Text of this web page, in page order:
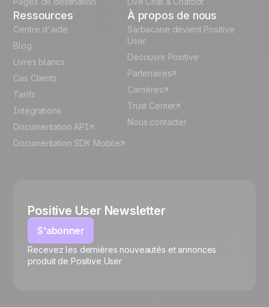
🍪
Ressources
Centre d'aide
Blog
Livres blancs
Cas Clients
Tarifs
Intégrations
Documentation API
Documentation SDK Mobile
À propos de nous
Sarbacane devient Positive
User
Découvrir Positive
Partenaires
Carrières
Trust Center
Nous contacter
Positive User Newsletter
S'abonner
Recevez les dernières nouveautés et annonces
produit de Positive User